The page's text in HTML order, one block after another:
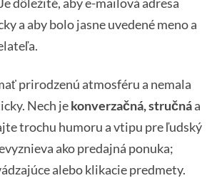
a aby bolo jasne uvedené meno a
prirodzenú atmosféru a nemala
Nech jekonverzačná, stručnáa
trochu humoru a vtipu pre ľudský
ako predajná ponuka;
alebo klikacie predmety.